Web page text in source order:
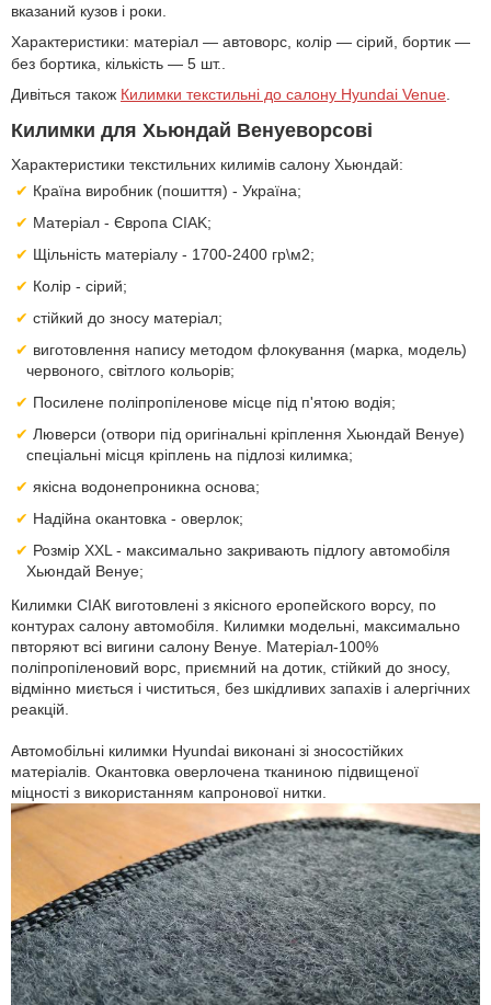
вказаний кузов і роки.
Характеристики: матеріал — автоворс, колір — сірий, бортик —
без бортика, кількість — 5 шт..
Дивіться також Килимки текстильні до салону Hyundai Venue
Килимки для Хьюндай Венуеворсові
Характеристики текстильних килимів салону Хьюндай:
Країна виробник (пошиття) - Україна;
Матеріал - Європа CIAK;
Щільність матеріалу - 1700-2400 гр\м2;
Колір - сірий;
стійкий до зносу матеріал;
виготовлення напису методом флокування (марка, модель)
червоного, світлого кольорів;
Посилене поліпропіленове місце під п'ятою водія;
Люверси (отвори під оригінальні кріплення Хьюндай Венуе)
спеціальні місця кріплень на підлозі килимка;
якісна водонепроникна основа;
Надійна окантовка - оверлок;
Розмір XXL - максимально закривають підлогу автомобіля
Хьюндай Венуе;
Килимки СІАК виготовлені з якісного еропейского ворсу, по
контурах салону автомобіля. Килимки модельні, максимально
пвторяют всі вигини салону Венуе. Матеріал-100%
поліпропіленовий ворс, приємний на дотик, стійкий до зносу,
відмінно миється і чиститься, без шкідливих запахів і алергічних
реакцій.
Автомобільні килимки Hyundai виконані зі зносостійких
матеріалів. Окантовка оверлочена тканиною підвищеної
міцності з використанням капронової нитки.